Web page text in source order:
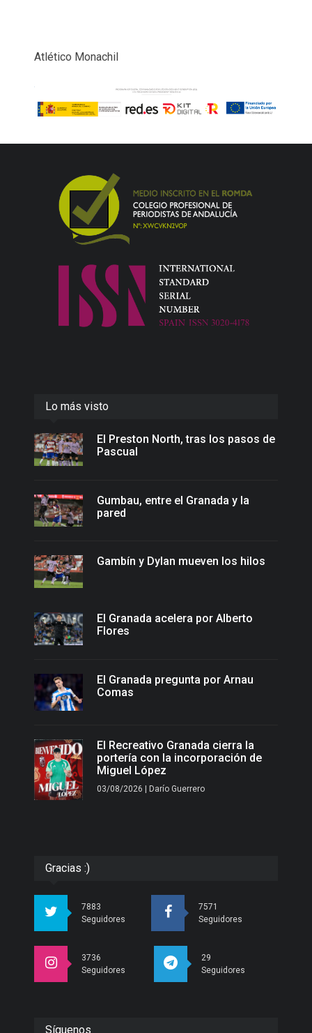
Atlético Monachil
Lo más visto
El Preston North, tras los pasos de
Pascual
Gumbau, entre el Granada y la
pared
Gambín y Dylan mueven los hilos
El Granada acelera por Alberto
Flores
El Granada pregunta por Arnau
Comas
El Recreativo Granada cierra la
portería con la incorporación de
Miguel López
03/08/2026 | Darío Guerrero
Gracias :)
7883
Seguidores
7571
Seguidores
3736
Seguidores
29
Seguidores
Síguenos